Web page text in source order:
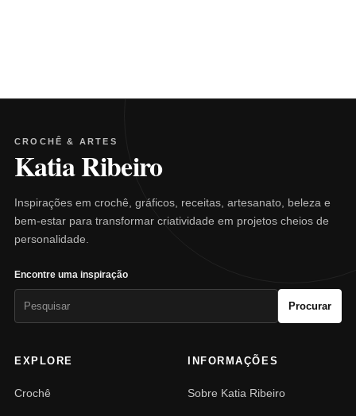
CROCHÊ & ARTES
Katia Ribeiro
Inspirações em crochê, gráficos, receitas, artesanato, beleza e
bem-estar para transformar criatividade em projetos cheios de
personalidade.
Encontre uma inspiração
Procurar
EXPLORE
Crochê
INFORMAÇÕES
Sobre Katia Ribeiro